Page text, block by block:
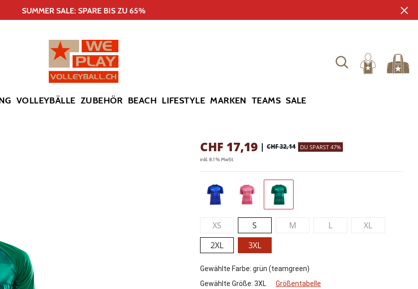
SUMMER SALE: SPARE BIS ZU 65%
VOLLEYBÄLLE ZUBEHÖR BEACH LIFESTYLE MARKEN TEAMS SALE
CHF 17,19 | CHF 32,14 DU SPARST 47%
inkl. 8.1 % MwSt.
XS S M L
XL
2XL
3XL
Gewählte Farbe: grün (teamgreen)
Gewählte Größe: 3XL Größentabelle